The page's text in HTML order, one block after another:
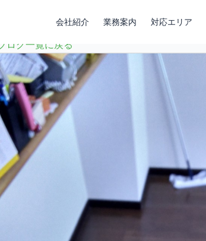
会社紹介 業務案内 対応エリア
ブログ一覧に戻る